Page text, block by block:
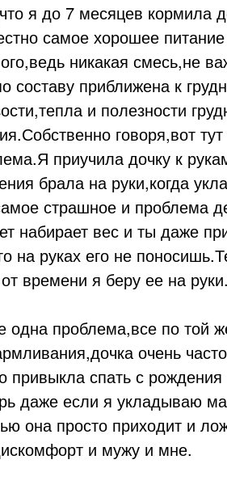
я до 7 месяцев кормила
самое хорошее
никакая смесь,не
составу приближена к
и полезности
говоря,вот
приучила дочку к
брала на руки,когда
страшное и проблема
набирает вес и ты даже
на руках его не
времени я беру ее на
одна проблема,все по той
очень
привыкла спать с
даже если я укладываю
она просто приходит и
и мужу и мне.